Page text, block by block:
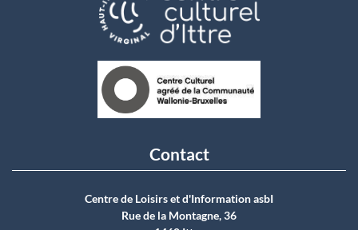
Contact
Centre de Loisirs et d'Information asbI
Rue de la Montagne, 36